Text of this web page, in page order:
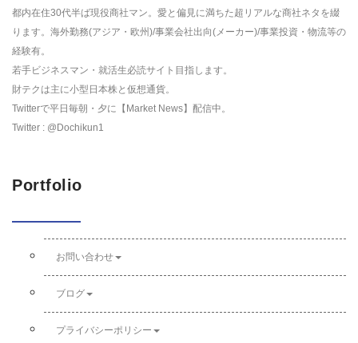
都内在住30代半ば現役商社マン。愛と偏見に満ちた超リアルな商社ネタを綴
ります。海外勤務(アジア・欧州)/事業会社出向(メーカー)/事業投資・物流等の
経験有。
若手ビジネスマン・就活生必読サイト目指します。
財テクは主に小型日本株と仮想通貨。
Twitterで平日毎朝・夕に【Market News】配信中。
Twitter : @Dochikun1
Portfolio
お問い合わせ
ブログ
プライバシーポリシー